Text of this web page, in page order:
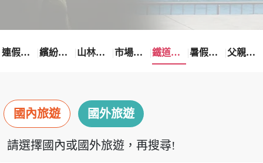
連假卡位趣 繽紛花漾季 山林輕旅行 市場最低價 鐵道觀光之旅 暑假熱賣中 父親節優惠
國內旅遊 國外旅遊
請選擇國內或國外旅遊，再搜尋!